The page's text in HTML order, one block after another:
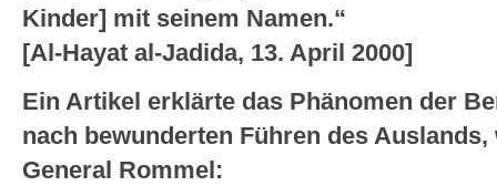
Kinder] mit seinem Namen.“
[Al-Hayat al-Jadida, 13. April 2000]
Ein Artikel erklärte das Phänomen der
nach bewunderten Führen des
General Rommel: